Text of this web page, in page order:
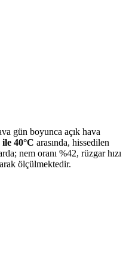
gün boyunca açık hava
ile 40°C arasında, hissedilen
nem oranı %42, rüzgar hızı
ölçülmektedir.